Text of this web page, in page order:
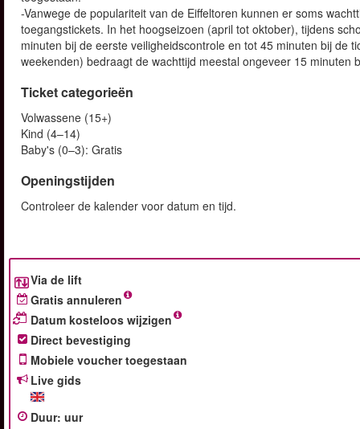
-Vanwege de populariteit van de Eiffeltoren kunnen er soms
toegangstickets. In het hoogseizoen (april tot oktober), tijdens
minuten bij de eerste veiligheidscontrole en tot 45 minuten bij de
weekenden) bedraagt de wachttijd meestal ongeveer 15
Ticket categorieën
Volwassene (15+)
Kind (4–14)
Baby's (0–3): Gratis
Openingstijden
Controleer de kalender voor datum en tijd.
Via de lift
Gratis annuleren
Datum kosteloos wijzigen
Direct bevestiging
Mobiele voucher toegestaan
Live gids
Duur: uur